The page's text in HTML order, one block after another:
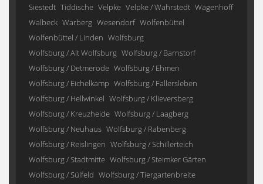
Siestedt Tiddische Velpke Velpke / Wahrstedt Wagenhoff
Walbeck Warberg Wesendorf Wolfenbüttel
Wolfenbüttel / Linden Wolfsburg
Wolfsburg / Alt Wolfsburg Wolfsburg / Barnstorf
Wolfsburg / Detmerode Wolfsburg / Ehmen
Wolfsburg / Eichelkamp Wolfsburg / Fallersleben
Wolfsburg / Hellwinkel Wolfsburg / Klieversberg
Wolfsburg / Kreuzheide Wolfsburg / Laagberg
Wolfsburg / Neuhaus Wolfsburg / Rabenberg
Wolfsburg / Reislingen Wolfsburg / Schillerteich
Wolfsburg / Stadtmitte Wolfsburg / Steimker Gärten
Wolfsburg / Sülfeld Wolfsburg / Tiergartenbreite